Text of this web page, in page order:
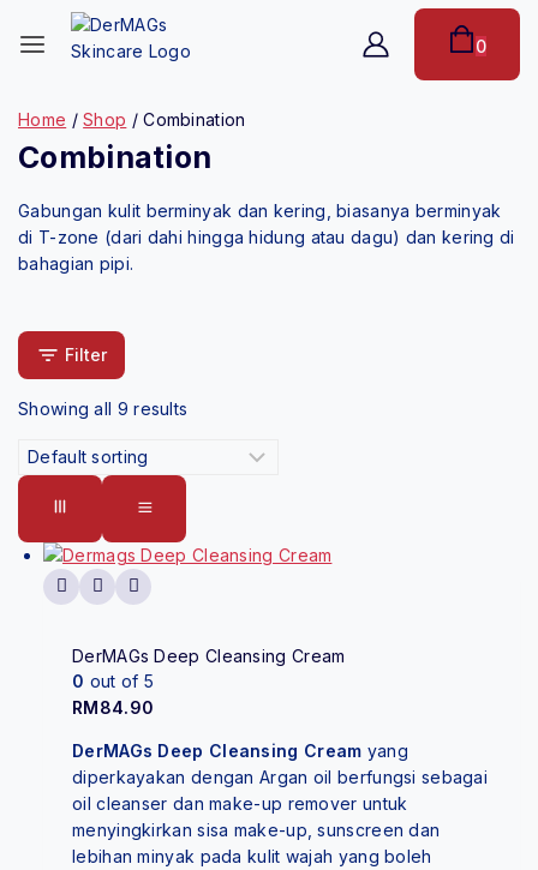
0
Home / Shop / Combination
Combination
Gabungan kulit berminyak dan kering, biasanya berminyak
di T-zone (dari dahi hingga hidung atau dagu) dan kering di
bahagian pipi.
Filter
Showing all 9 results
DerMAGs Deep Cleansing Cream
0 out of 5
RM84.90
DerMAGs Deep Cleansing Cream yang
diperkayakan dengan Argan oil berfungsi sebagai
oil cleanser dan make-up remover untuk
menyingkirkan sisa make-up, sunscreen dan
lebihan minyak pada kulit wajah yang boleh